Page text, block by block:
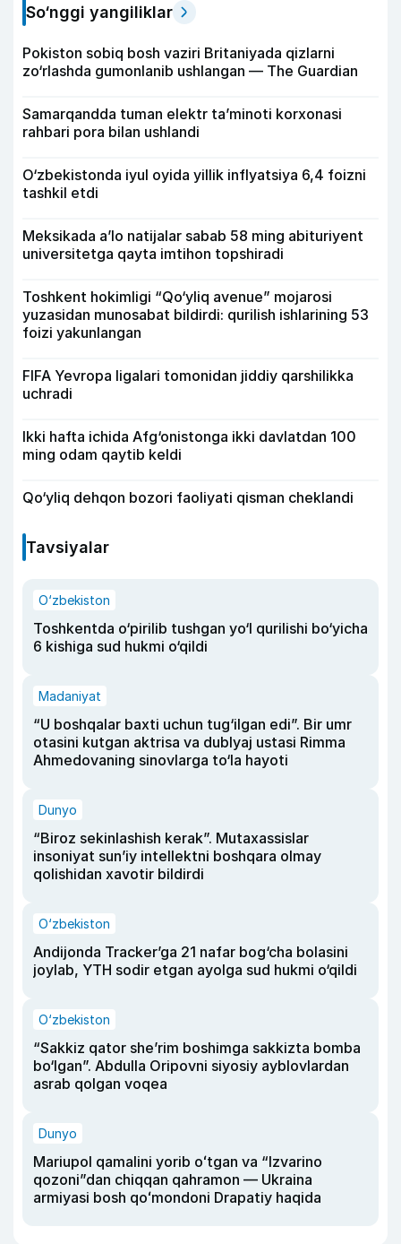
So‘nggi yangiliklar
Pokiston sobiq bosh vaziri Britaniyada qizlarni
zo‘rlashda gumonlanib ushlangan — The Guardian
Samarqandda tuman elektr ta’minoti korxonasi
rahbari pora bilan ushlandi
O‘zbekistonda iyul oyida yillik inflyatsiya 6,4 foizni
tashkil etdi
Meksikada a’lo natijalar sabab 58 ming abituriyent
universitetga qayta imtihon topshiradi
Toshkent hokimligi “Qo‘yliq avenue” mojarosi
yuzasidan munosabat bildirdi: qurilish ishlarining 53
foizi yakunlangan
FIFA Yevropa ligalari tomonidan jiddiy qarshilikka
uchradi
Ikki hafta ichida Afg‘onistonga ikki davlatdan 100
ming odam qaytib keldi
Qo‘yliq dehqon bozori faoliyati qisman cheklandi
Tavsiyalar
O‘zbekiston
Toshkentda o‘pirilib tushgan yo‘l qurilishi bo‘yicha
6 kishiga sud hukmi o‘qildi
Madaniyat
“U boshqalar baxti uchun tug‘ilgan edi”. Bir umr
otasini kutgan aktrisa va dublyaj ustasi Rimma
Ahmedovaning sinovlarga to‘la hayoti
Dunyo
“Biroz sekinlashish kerak”. Mutaxassislar
insoniyat sun’iy intellektni boshqara olmay
qolishidan xavotir bildirdi
O‘zbekiston
Andijonda Tracker’ga 21 nafar bog‘cha bolasini
joylab, YTH sodir etgan ayolga sud hukmi o‘qildi
O‘zbekiston
“Sakkiz qator she’rim boshimga sakkizta bomba
bo‘lgan”. Abdulla Oripovni siyosiy ayblovlardan
asrab qolgan voqea
Dunyo
Mariupol qamalini yorib oʻtgan va “Izvarino
qozoni”dan chiqqan qahramon — Ukraina
armiyasi bosh qoʻmondoni Drapatiy haqida